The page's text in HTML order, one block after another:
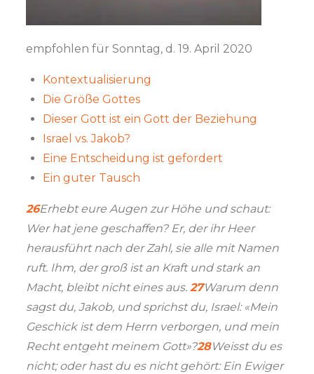
empfohlen für Sonntag, d. 19. April 2020
Kontextualisierung
Die Größe Gottes
Dieser Gott ist ein Gott der Beziehung
Israel vs. Jakob?
Eine Entscheidung ist gefordert
Ein guter Tausch
26Erhebt eure Augen zur Höhe und schaut:
Wer hat jene geschaffen? Er, der ihr Heer
herausführt nach der Zahl, sie alle mit Namen
ruft. Ihm, der groß ist an Kraft und stark an
Macht, bleibt nicht eines aus.27Warum denn
sagst du, Jakob, und sprichst du, Israel: «Mein
Geschick ist dem Herrn verborgen, und mein
Recht entgeht meinem Gott»?28Weisst du es
nicht; oder hast du es nicht gehört: Ein Ewiger